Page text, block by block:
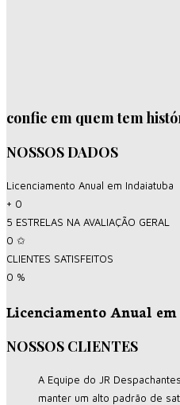
confie em quem tem
NOSSOS DADOS
Licenciamento Anual em Indaiatuba
+ 0
5 ESTRELAS NA AVALIAÇÃO GERAL
0 ✩
CLIENTES SATISFEITOS
0 %
Licenciamento Anual
NOSSOS CLIENTES
A Equipe do JR
manter um alto padrão de